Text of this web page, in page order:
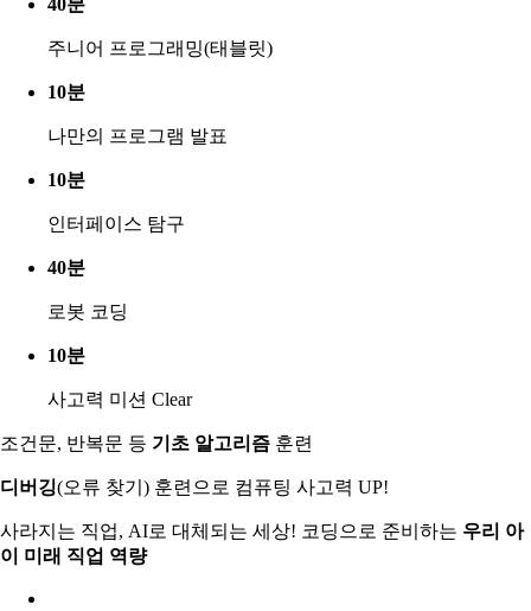
주니어 프로그래밍(태블릿)
10분
나만의 프로그램 발표
10분
인터페이스 탐구
40분
로봇 코딩
10분
사고력 미션 Clear
조건문, 반복문 등 기초 알고리즘 훈련
디버깅(오류 찾기) 훈련으로 컴퓨팅 사고력 UP!
사라지는 직업, AI로 대체되는 세상! 코딩으로 준비하는 우리 아
이 미래 직업 역량